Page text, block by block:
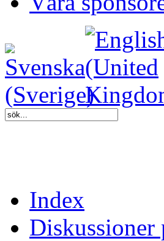
Index
Diskussioner